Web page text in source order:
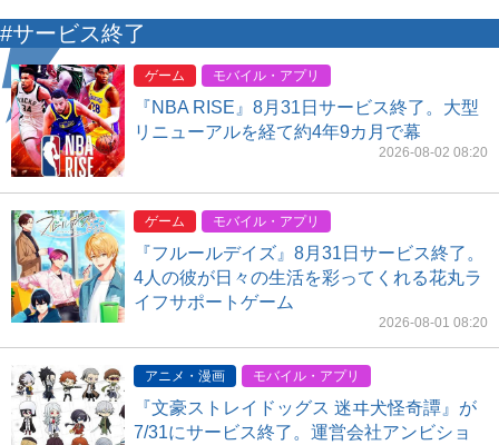
#サービス終了
ゲーム モバイル・アプリ
『NBA RISE』8月31日サービス終了。大型
リニューアルを経て約4年9カ月で幕
2026-08-02 08:20
ゲーム モバイル・アプリ
『フルールデイズ』8月31日サービス終了。
4人の彼が日々の生活を彩ってくれる花丸ラ
イフサポートゲーム
2026-08-01 08:20
アニメ・漫画 モバイル・アプリ
『文豪ストレイドッグス 迷ヰ犬怪奇譚』が
7/31にサービス終了。運営会社アンビショ